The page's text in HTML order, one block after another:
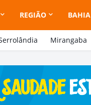
REGIÃO BAHIA
Mirangaba